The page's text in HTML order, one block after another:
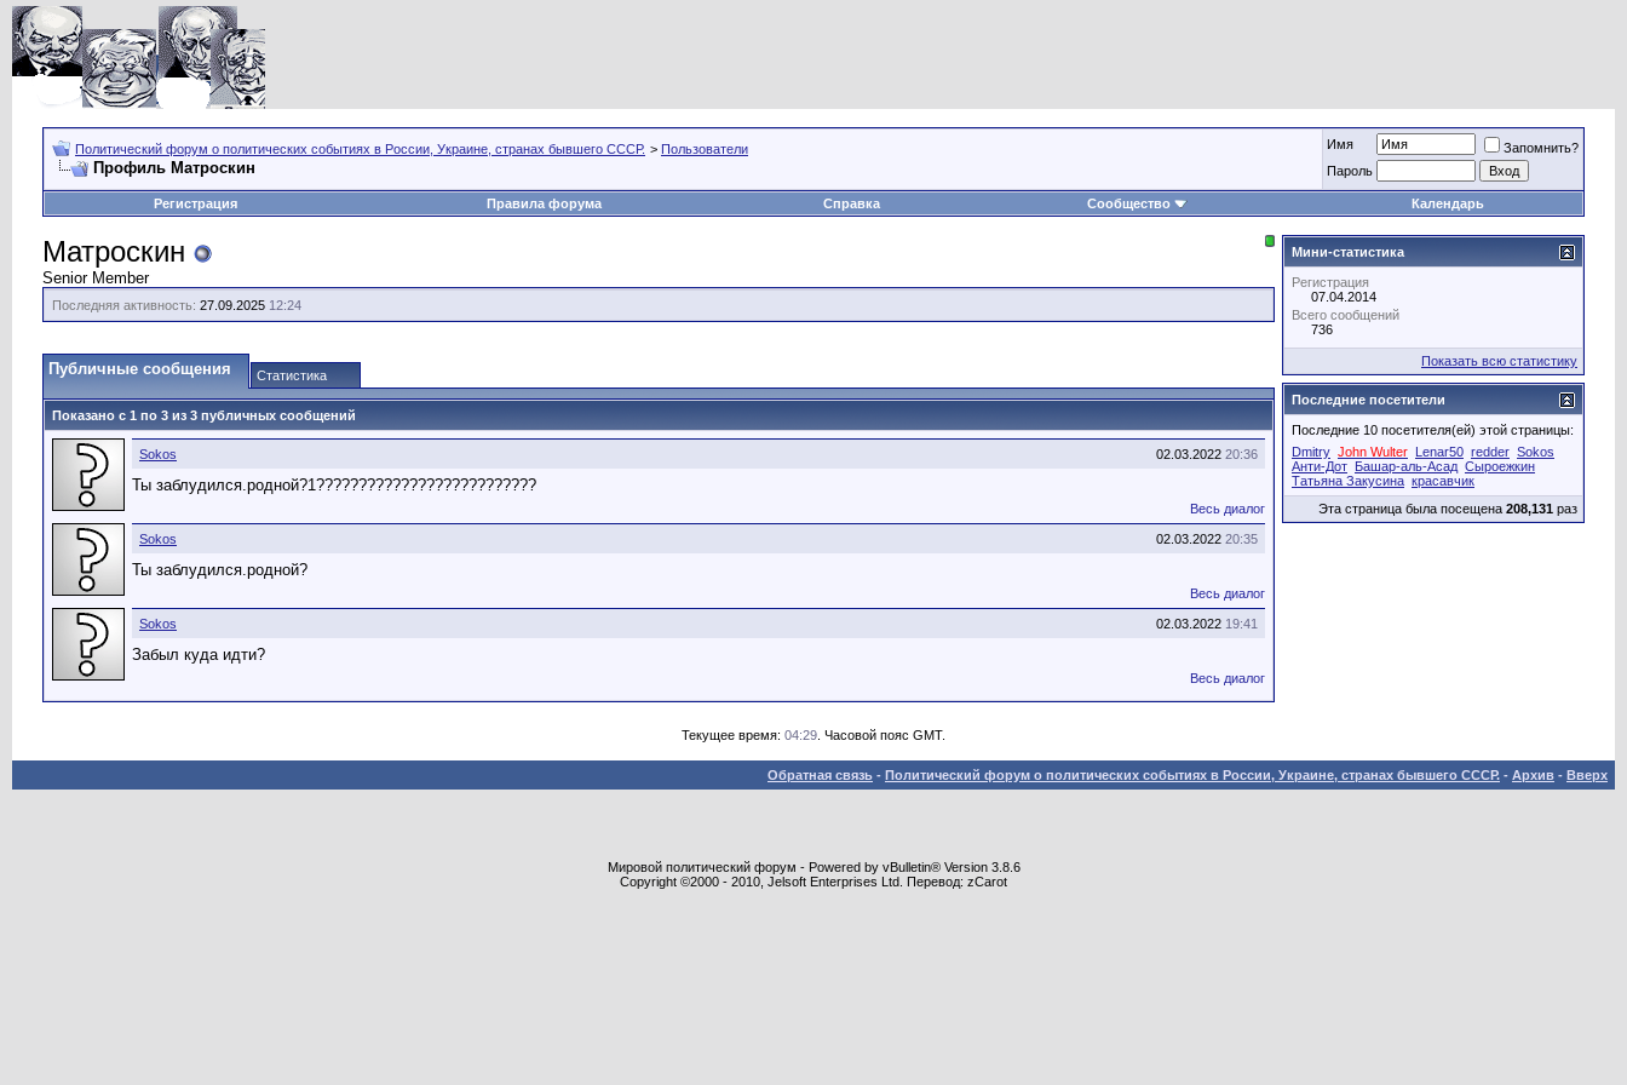
Политический форум о политических событиях в России, Украине, странах бывшего СССР. > Пользователи
Профиль Матроскин
Имя
Запомнить?
Пароль
Регистрация Правила форума Справка Сообщество Календарь
Матроскин
Senior Member
Последняя активность: 27.09.2025 12:24
Публичные сообщения Статистика
Показано с 1 по 3 из 3 публичных сообщений
02.03.2022 20:36
Sokos
Ты заблудился.родной?1??????????????????????????
Весь диалог
02.03.2022 20:35
Sokos
Ты заблудился.родной?
Весь диалог
02.03.2022 19:41
Sokos
Забыл куда идти?
Весь диалог
Мини-статистика
Регистрация
07.04.2014
Всего сообщений
736
Показать всю статистику
Последние посетители
Последние 10 посетителя(ей) этой страницы:
Dmitry John Wulter Lenar50 redder Sokos
Анти-Дот Башар-аль-Асад Сыроежкин
Татьяна Закусина красавчик
Эта страница была посещена 208,131 раз
Текущее время: 04:29 . Часовой пояс GMT.
Обратная связь - Политический форум о политических событиях в России, Украине, странах бывшего СССР. - Архив - Вверх
Мировой политический форум - Powered by vBulletin® Version 3.8.6
Copyright ©2000 - 2010, Jelsoft Enterprises Ltd. Перевод: zCarot